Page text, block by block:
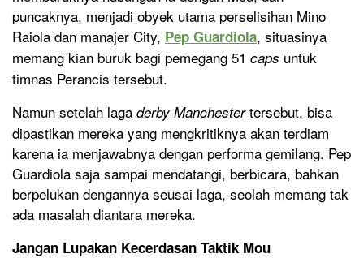
puncaknya, menjadi obyek utama perselisihan Mino
Raiola dan manajer City, Pep Guardiola, situasinya
memang kian buruk bagi pemegang 51 caps untuk
timnas Perancis tersebut.
Namun setelah laga derby Manchestertersebut, bisa
dipastikan mereka yang mengkritiknya akan terdiam
karena ia menjawabnya dengan performa gemilang. Pep
Guardiola saja sampai mendatangi, berbicara, bahkan
berpelukan dengannya seusai laga, seolah memang tak
ada masalah diantara mereka.
Jangan Lupakan Kecerdasan Taktik Mou